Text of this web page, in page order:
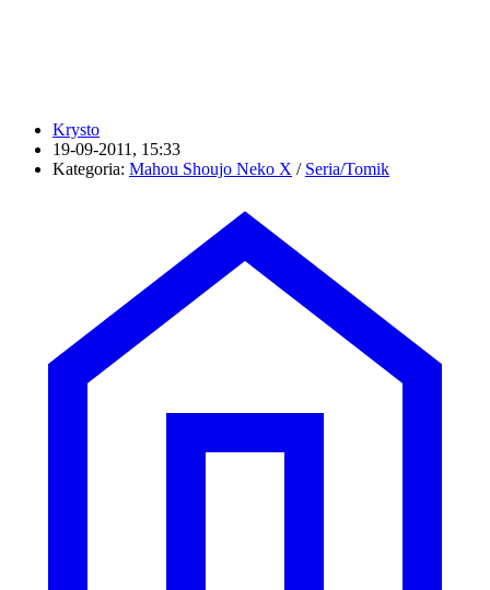
Krysto
19-09-2011, 15:33
Kategoria: Mahou Shoujo Neko X / Seria/Tomik